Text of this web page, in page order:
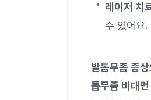
레이저 치
수 있어요.
발톱무좀 증
톱무좀 비대